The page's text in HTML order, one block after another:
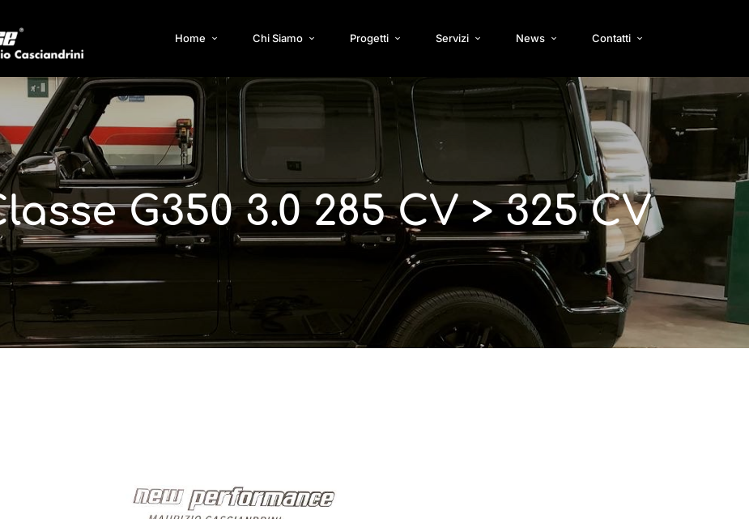
Home Chi Siamo Progetti Servizi News Contatti
G350 3.0 285 CV > 325 CV